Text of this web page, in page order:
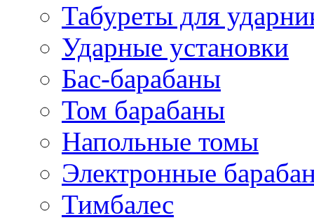
Табуреты для
Ударные установки
Бас-барабаны
Том барабаны
Напольные томы
Электронные
Тимбалес